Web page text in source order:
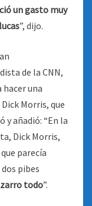
un gasto muy
”, dijo.
de la CNN,
hacer una
Morris, que
y añadió: “En la
Dick Morris,
parecía
pibes
todo”.